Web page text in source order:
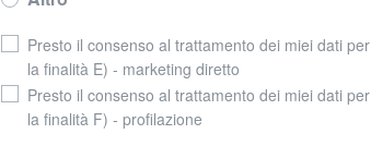
Presto il consenso al trattamento dei miei dati per
la finalità E) - marketing diretto
Presto il consenso al trattamento dei miei dati per
la finalità F) - profilazione